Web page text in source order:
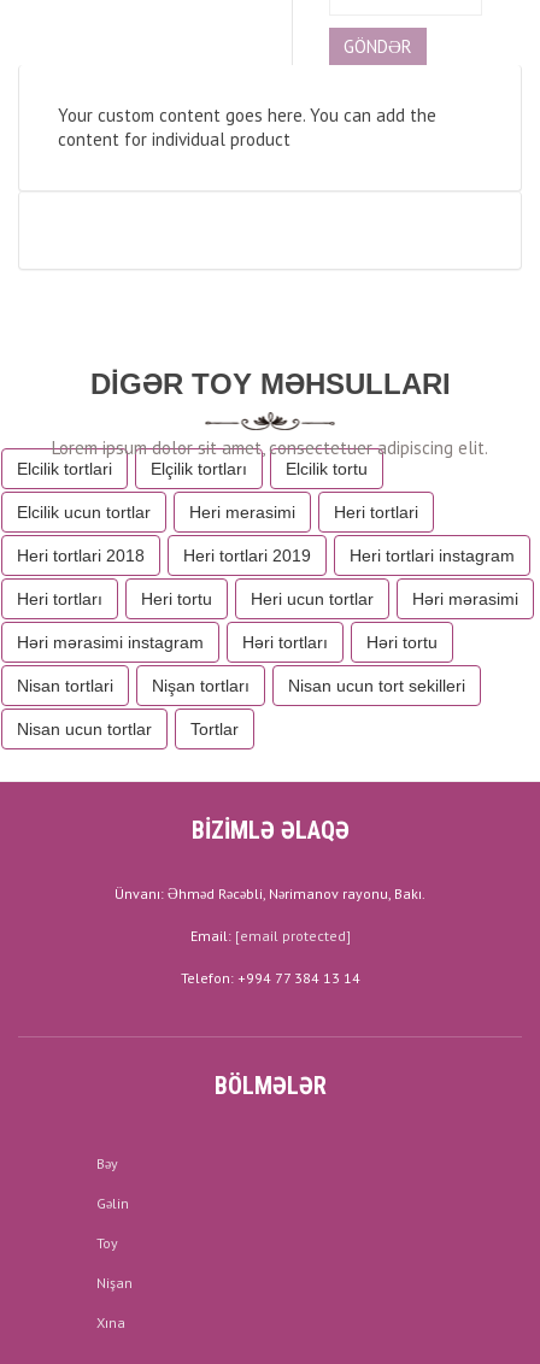
Your custom content goes here. You can add the
content for individual product
DIGƏR TOY MƏHSULLARI
Elcilik tortlari Elçilik tortları Elcilik tortu
Elcilik ucun tortlar Heri merasimi Heri tortlari
Heri tortlari 2018 Heri tortlari 2019 Heri tortlari instagram
Heri tortları Heri tortu Heri ucun tortlar Həri mərasimi
Həri mərasimi instagram Həri tortları Həri tortu
Nisan tortlari Nişan tortları Nisan ucun tort sekilleri
Nisan ucun tortlar Tortlar
BİZİMLƏ ƏLAQƏ
Ünvanı: Əhməd Rəcəbli, Nərimanov rayonu, Bakı.
Email: [email protected]
Telefon: +994 77 384 13 14
BÖLMƏLƏR
Bəy
Gəlin
Toy
Nişan
Xına